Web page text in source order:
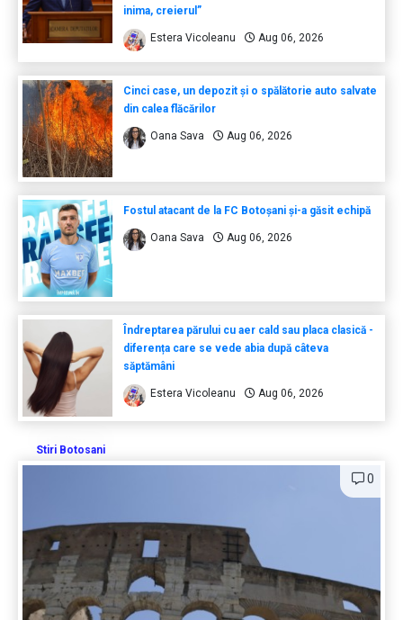
inima, creierul”
Estera Vicoleanu Aug 06, 2026
Cinci case, un depozit și o spălătorie auto salvate
din calea flăcărilor
Oana Sava Aug 06, 2026
Fostul atacant de la FC Botoșani și-a găsit echipă
Oana Sava Aug 06, 2026
Îndreptarea părului cu aer cald sau placa clasică -
diferența care se vede abia după câteva
săptămâni
Estera Vicoleanu Aug 06, 2026
Stiri Botosani
0